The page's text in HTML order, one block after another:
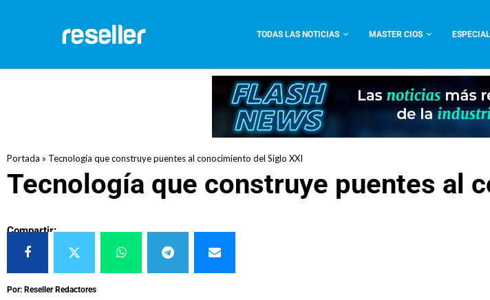
TODAS LAS NOTICIAS MASTER CIOS
Portada » Tecnología que construye puentes al conocimiento del Siglo XXI
Tecnología que construye puentes al
Compartir:
Por: Reseller Redactores